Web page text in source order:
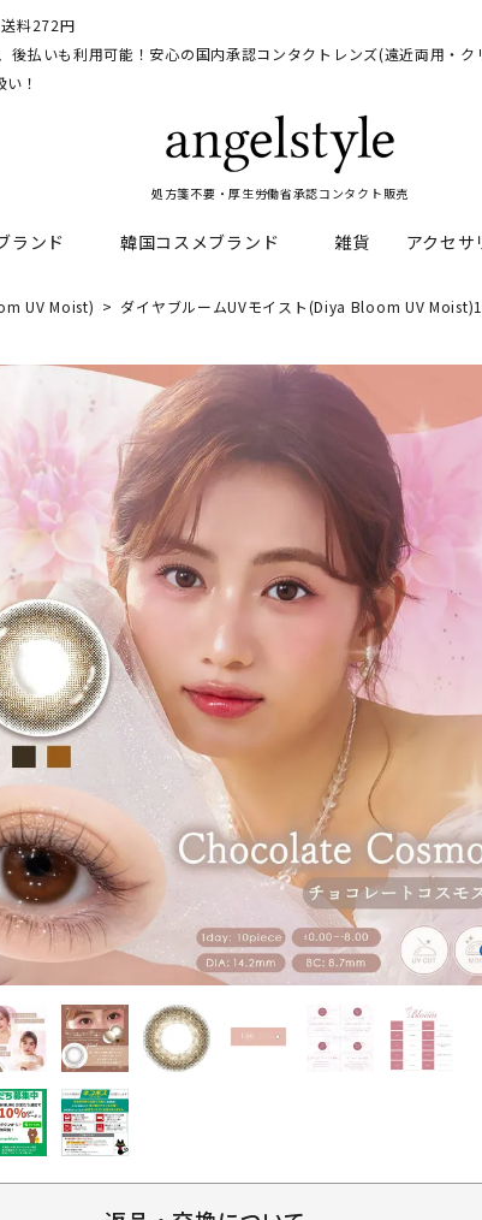
料272円
払いも利用可能！安心の国内承認コンタクトレンズ(遠近両用・ク
！
処方箋不要・厚生労働省承認コンタクト販売
ランド
イルミネート
リンク キャンディーマジ
アワンデー ネオサイトシリーズ
韓国コスメブランド
Dr.jart+
雑貨 アクセサ
ライトカットカラコン UVカットカラコン
い系カラコン メンズカラコン特集
UV Moist) ダイヤブルームUVモイスト(Diya Bloom UV